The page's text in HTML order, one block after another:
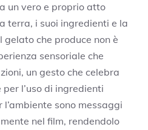
un vero e proprio atto
terra, i suoi ingredienti e la
gelato che produce non è
sensoriale che
un gesto che celebra
l’uso di ingredienti
sono messaggi
nel film, rendendolo